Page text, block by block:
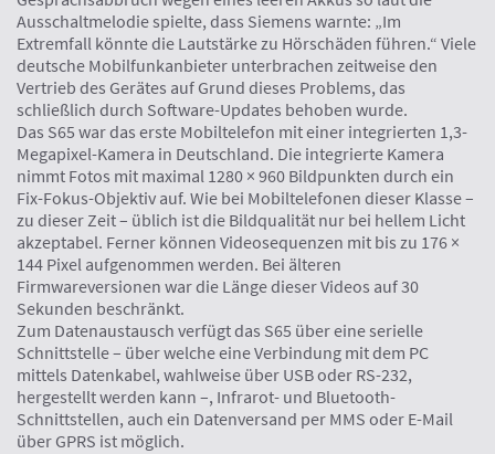
Ausschaltmelodie spielte, dass Siemens warnte: „Im
Extremfall könnte die Lautstärke zu Hörschäden führen.“ Viele
deutsche Mobilfunkanbieter unterbrachen zeitweise den
Vertrieb des Gerätes auf Grund dieses Problems, das
schließlich durch Software-Updates behoben wurde.
Das S65 war das erste Mobiltelefon mit einer integrierten 1,3-
Megapixel-Kamera in Deutschland. Die integrierte Kamera
nimmt Fotos mit maximal 1280 × 960 Bildpunkten durch ein
Fix-Fokus-Objektiv auf. Wie bei Mobiltelefonen dieser Klasse –
zu dieser Zeit – üblich ist die Bildqualität nur bei hellem Licht
akzeptabel. Ferner können Videosequenzen mit bis zu 176 ×
144 Pixel aufgenommen werden. Bei älteren
Firmwareversionen war die Länge dieser Videos auf 30
Sekunden beschränkt.
Zum Datenaustausch verfügt das S65 über eine serielle
Schnittstelle – über welche eine Verbindung mit dem PC
mittels Datenkabel, wahlweise über USB oder RS-232,
hergestellt werden kann –, Infrarot- und Bluetooth-
Schnittstellen, auch ein Datenversand per MMS oder E-Mail
über GPRS ist möglich.